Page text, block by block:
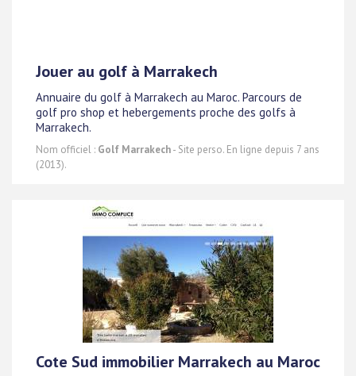
Jouer au golf à Marrakech
Annuaire du golf à Marrakech au Maroc. Parcours de
golf pro shop et hebergements proche des golfs à
Marrakech.
Nom officiel : Golf Marrakech- Site perso. En ligne depuis 7 ans
(2013).
Cote Sud immobilier Marrakech au Maroc